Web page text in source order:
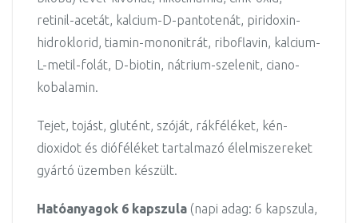
retinil-acetát, kalcium-D-pantotenát, piridoxin-
hidroklorid, tiamin-mononitrát, riboflavin, kalcium-
L-metil-folát, D-biotin, nátrium-szelenit, ciano-
kobalamin.
Tejet, tojást, glutént, szóját, rákféléket, kén-
dioxidot és dióféléket tartalmazó élelmiszereket
gyártó üzemben készült.
Hatóanyagok 6 kapszula (napi adag: 6 kapszula,